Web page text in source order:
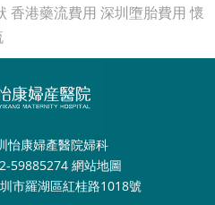
香港藥流費用 深圳墮胎費用 懷
怡康婦產醫院婦科
59885274 網站地圖
市羅湖區紅桂路1018號